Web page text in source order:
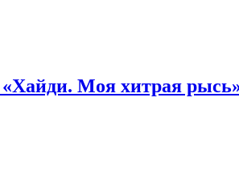
Моя хитрая